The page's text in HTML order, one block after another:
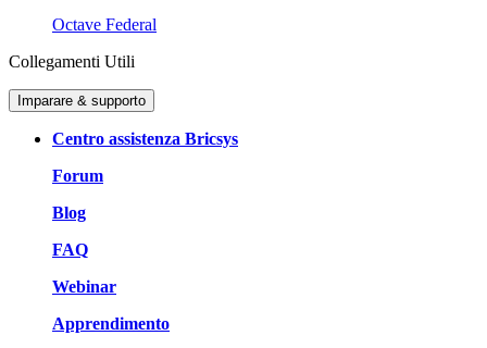
Octave Federal
Collegamenti Utili
Imparare & supporto
Centro assistenza Bricsys
Forum
Blog
FAQ
Webinar
Apprendimento